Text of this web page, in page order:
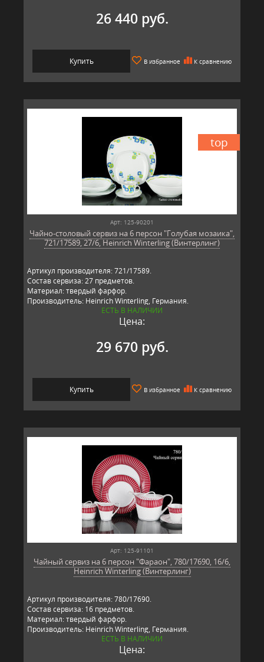
26 440 руб.
Купить В избранное К сравнению
top
Арт: 125-90201
Чайно-столовый сервиз на 6 персон "Голубая мозаика",
721/17589, 27/6, Heinrich Winterling (Винтерлинг)
Артикул производителя: 721/17589.
Состав сервиза: 27 предметов.
Материал: твердый фарфор.
Производитель: Heinrich Winterling, Германия.
ЕСТЬ В НАЛИЧИИ
Цена:
29 670 руб.
Купить В избранное К сравнению
Арт: 125-91101
Чайный сервиз на 6 персон "Фараон", 780/17690, 16/6,
Heinrich Winterling (Винтерлинг)
Артикул производителя: 780/17690.
Состав сервиза: 16 предметов.
Материал: твердый фарфор.
Производитель: Heinrich Winterling, Германия.
ЕСТЬ В НАЛИЧИИ
Цена: